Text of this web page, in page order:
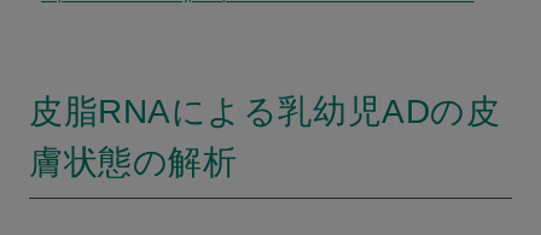
皮脂RNAによる乳幼児ADの皮
膚状態の解析